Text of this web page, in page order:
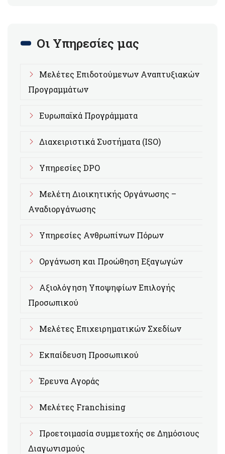
Οι Υπηρεσίες μας
Μελέτες Επιδοτούμενων Αναπτυξιακών
Προγραμμάτων
Ευρωπαϊκά Προγράμματα
Διαχειριστικά Συστήματα (ISO)
Υπηρεσίες DPO
Μελέτη Διοικητικής Οργάνωσης –
Αναδιοργάνωσης
Υπηρεσίες Ανθρωπίνων Πόρων
Οργάνωση και Προώθηση Εξαγωγών
Αξιολόγηση Υποψηφίων Επιλογής
Προσωπικού
Μελέτες Επιχειρηματικών Σχεδίων
Εκπαίδευση Προσωπικού
Έρευνα Αγοράς
Μελέτες Franchising
Προετοιμασία συμμετοχής σε Δημόσιους
Διαγωνισμούς